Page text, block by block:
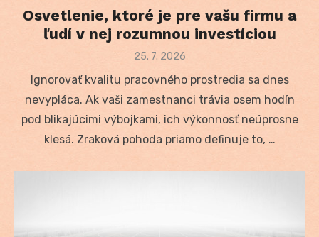
Osvetlenie, ktoré je pre vašu firmu a
ľudí v nej rozumnou investíciou
Posted
25. 7. 2026
Ignorovať kvalitu pracovného prostredia sa dnes
nevypláca. Ak vaši zamestnanci trávia osem hodín
pod blikajúcimi výbojkami, ich výkonnosť neúprosne
klesá. Zraková pohoda priamo definuje to, …